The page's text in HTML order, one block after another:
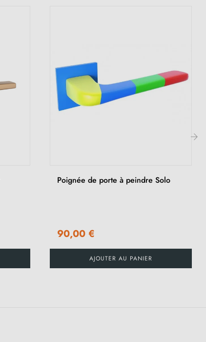
Poignée de porte à peindre Solo
90,00 €
AJOUTER AU PANIER